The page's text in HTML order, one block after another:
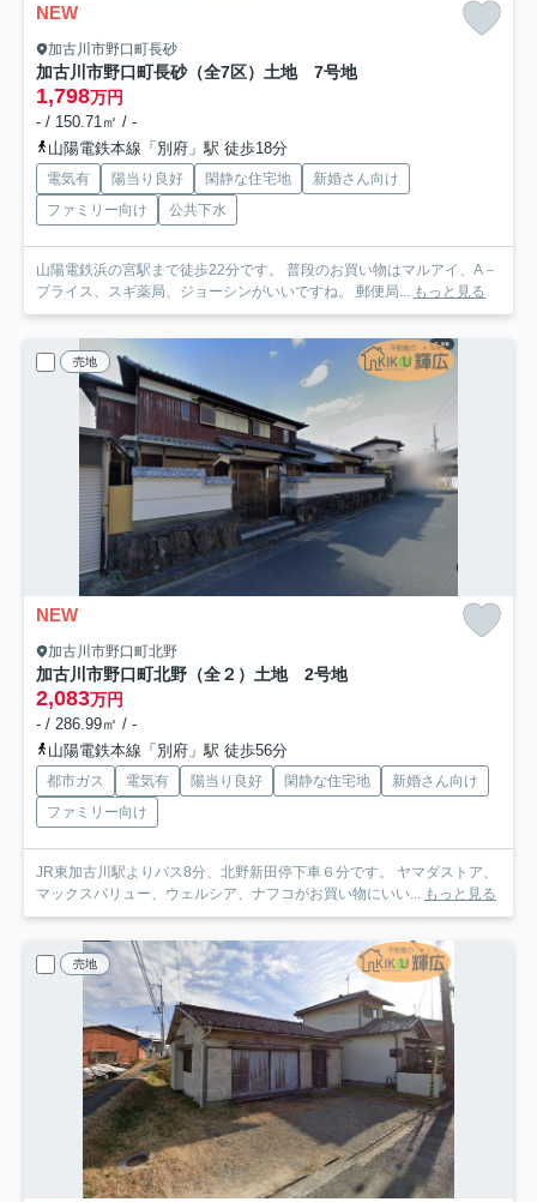
NEW
加古川市野口町長砂
加古川市野口町長砂（全7区）土地 7号地
1,798万円
- / 150.71㎡ / -
山陽電鉄本線「別府」駅 徒歩18分
電気有 陽当り良好 閑静な住宅地
新婚さん向け
ファミリー向け
公共下水
山陽電鉄浜の宮駅まで徒歩22分です。 普段のお買い物はマルアイ、A－
プライス、スギ薬局、ジョーシンがいいですね。 郵便局... もっと見る
売地
NEW
加古川市野口町北野
加古川市野口町北野（全２）土地 2号地
2,083万円
- / 286.99㎡ / -
山陽電鉄本線「別府」駅 徒歩56分
都市ガス 電気有 陽当り良好 閑静な住宅地
新婚さん向け
ファミリー向け
JR東加古川駅よりバス8分、北野新田停下車６分です。 ヤマダストア、
マックスバリュー、ウェルシア、ナフコがお買い物にいい... もっと見る
売地